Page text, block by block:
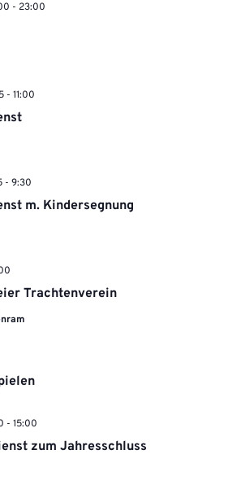
- 23:00
- 11:00
m. Kindersegnung
- 9:30
Trachtenverein
zum Jahresschluss
- 15:00